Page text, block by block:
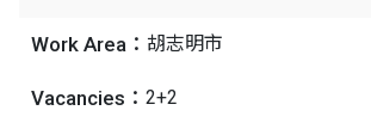
Work Area： 胡志明市
Vacancies： 2+2